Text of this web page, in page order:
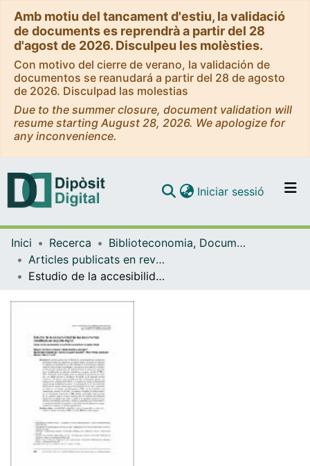
Amb motiu del tancament d'estiu, la validació
de documents es reprendrà a partir del 28
d'agost de 2026. Disculpeu les molèsties.
Con motivo del cierre de verano, la validación de
documentos se reanudará a partir del 28 de agosto
de 2026. Disculpad las molestias
Due to the summer closure, document validation will
resume starting August 28, 2026. We apologize for
any inconvenience.
Navega per tot el DD
Com publicar
Iniciar sessió (current)
Inici Recerca
Biblioteconomia, Documentació i Comunicació Audiovisual
Articles publicats en revistes (Biblioteconomia, Documentació i Comunicació Audiovisual)
Estudio de la accesibilidad de los documentos cientificos en soporte digital